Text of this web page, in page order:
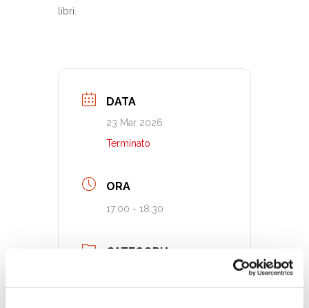
libri.
DATA
23 Mar 2026
Terminato
ORA
17:00 - 18:30
CATEGORIA